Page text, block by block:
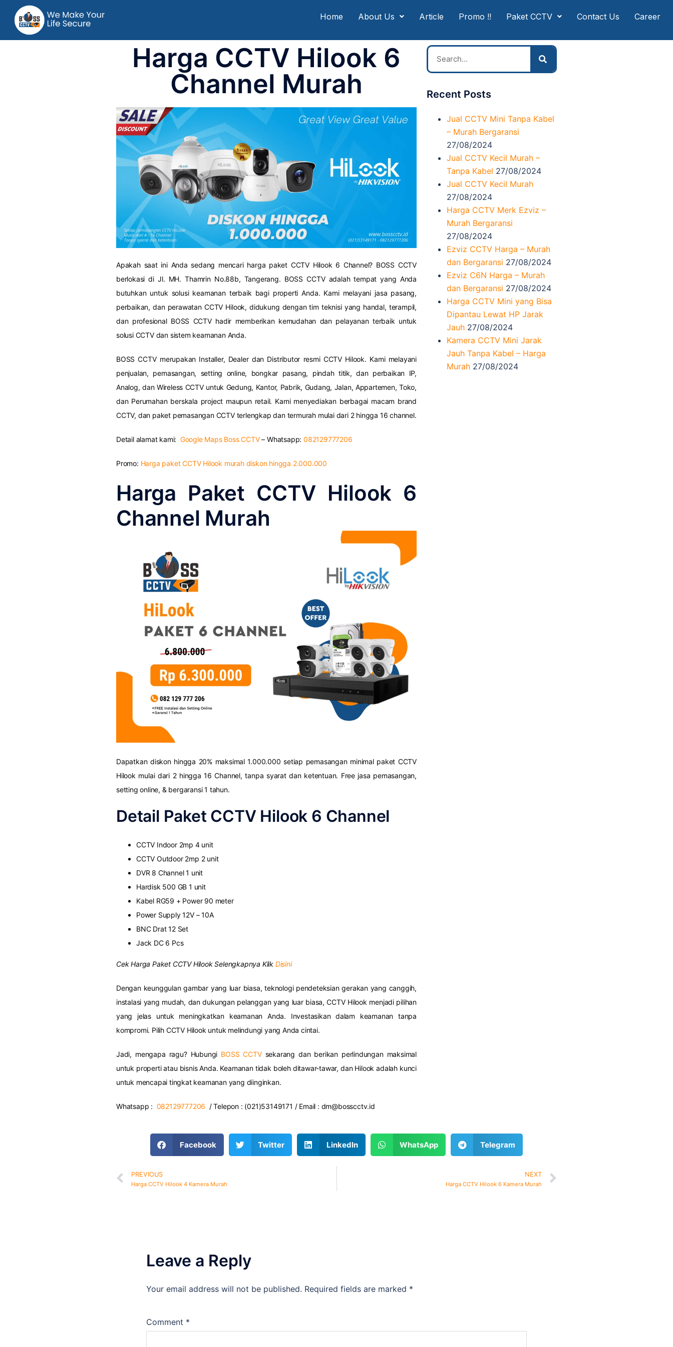
Home About Us Article Promo !! Paket CCTV Contact Us Career
Harga CCTV Hilook 6
Channel Murah
Apakah saat ini Anda sedang mencari harga paket CCTV Hilook 6 Channel? BOSS CCTV
berlokasi di Jl. MH. Thamrin No.88b, Tangerang. BOSS CCTV adalah tempat yang Anda
butuhkan untuk solusi keamanan terbaik bagi properti Anda. Kami melayani jasa pasang,
perbaikan, dan perawatan CCTV Hilook, didukung dengan tim teknisi yang handal, terampil,
dan profesional BOSS CCTV hadir memberikan kemudahan dan pelayanan terbaik untuk
solusi CCTV dan sistem keamanan Anda.
BOSS CCTV merupakan Installer, Dealer dan Distributor resmi CCTV Hilook. Kami melayani
penjualan, pemasangan, setting online, bongkar pasang, pindah titik, dan perbaikan IP,
Analog, dan Wireless CCTV untuk Gedung, Kantor, Pabrik, Gudang, Jalan, Appartemen, Toko,
dan Perumahan berskala project maupun retail. Kami menyediakan berbagai macam brand
CCTV, dan paket pemasangan CCTV terlengkap dan termurah mulai dari 2 hingga 16 channel.
Detail alamat kami: Google Maps Boss CCTV– Whatsapp:082129777206
Promo: Harga paket CCTV Hilook murah diskon hingga 2.000.000
Harga Paket CCTV Hilook 6
Channel Murah
Dapatkan diskon hingga 20% maksimal 1.000.000 setiap pemasangan minimal paket CCTV
Hilook mulai dari 2 hingga 16 Channel, tanpa syarat dan ketentuan. Free jasa pemasangan,
setting online, & bergaransi 1 tahun.
Detail Paket CCTV Hilook 6 Channel
CCTV Indoor 2mp 4 unit
CCTV Outdoor 2mp 2 unit
DVR 8 Channel 1 unit
Hardisk 500 GB 1 unit
Kabel RG59 + Power 90 meter
Power Supply 12V – 10A
BNC Drat 12 Set
Jack DC 6 Pcs
Cek Harga Paket CCTV Hilook Selengkapnya Klik Disini
Dengan keunggulan gambar yang luar biasa, teknologi pendeteksian gerakan yang canggih,
instalasi yang mudah, dan dukungan pelanggan yang luar biasa, CCTV Hilook menjadi pilihan
yang jelas untuk meningkatkan keamanan Anda. Investasikan dalam keamanan tanpa
kompromi. Pilih CCTV Hilook untuk melindungi yang Anda cintai.
Jadi, mengapa ragu? Hubungi BOSS CCTVsekarang dan berikan perlindungan maksimal
untuk properti atau bisnis Anda. Keamanan tidak boleh ditawar-tawar, dan Hilook adalah kunci
untuk mencapai tingkat keamanan yang diinginkan.
Whatsapp : 082129777206 / Telepon : (021)53149171 / Email : dm@bosscctv.id
Recent Posts
Jual CCTV Mini Tanpa Kabel
– Murah Bergaransi
27/08/2024
Jual CCTV Kecil Murah –
Tanpa Kabel 27/08/2024
Jual CCTV Kecil Murah
27/08/2024
Harga CCTV Merk Ezviz –
Murah Bergaransi
27/08/2024
Ezviz CCTV Harga – Murah
dan Bergaransi 27/08/2024
Ezviz C6N Harga – Murah
dan Bergaransi 27/08/2024
Harga CCTV Mini yang Bisa
Dipantau Lewat HP Jarak
Jauh 27/08/2024
Kamera CCTV Mini Jarak
Jauh Tanpa Kabel – Harga
Murah 27/08/2024
Facebook Twitter LinkedIn WhatsApp Telegram
PREVIOUS
Harga CCTV Hilook 4 Kamera Murah
NEXT
Harga CCTV Hilook 6 Kamera Murah
Leave a Reply
Your email address will not be published. Required fields are marked *
Comment *